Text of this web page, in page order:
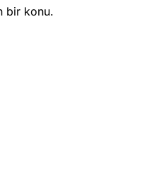
bir konu.